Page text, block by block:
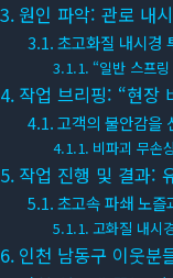
원인 파악: 관로 내
초고화질 내시경
“일반 스프
작업 브리핑: “현장
고객의 불안감을
비파괴 무손
작업 진행 및 결과:
초고속 파쇄 노즐
고화질 내시
인천 남동구 이웃분